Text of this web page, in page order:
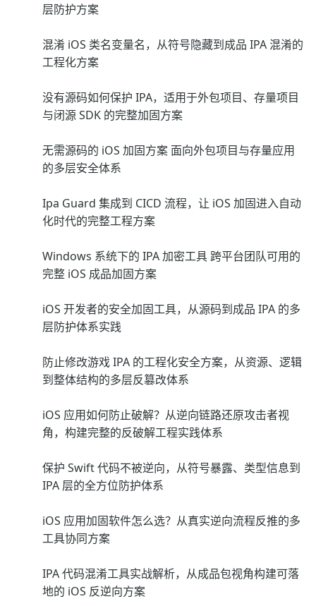
层防护方案
混淆 iOS 类名变量名，从符号隐藏到成品 IPA 混淆的
工程化方案
没有源码如何保护 IPA，适用于外包项目、存量项目
与闭源 SDK 的完整加固方案
无需源码的 iOS 加固方案 面向外包项目与存量应用
的多层安全体系
Ipa Guard 集成到 CICD 流程，让 iOS 加固进入自动
化时代的完整工程方案
Windows 系统下的 IPA 加密工具 跨平台团队可用的
完整 iOS 成品加固方案
iOS 开发者的安全加固工具，从源码到成品 IPA 的多
层防护体系实践
防止修改游戏 IPA 的工程化安全方案，从资源、逻辑
到整体结构的多层反篡改体系
iOS 应用如何防止破解？从逆向链路还原攻击者视
角，构建完整的反破解工程实践体系
保护 Swift 代码不被逆向，从符号暴露、类型信息到
IPA 层的全方位防护体系
iOS 应用加固软件怎么选？从真实逆向流程反推的多
工具协同方案
IPA 代码混淆工具实战解析，从成品包视角构建可落
地的 iOS 反逆向方案